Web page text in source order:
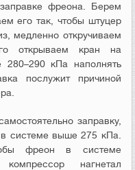
фреона. Берем
его так, чтобы штуцер
медленно откручиваем
открываем кран на
280–290 кПа наполнять
послужит причиной
заправку,
системе выше 275 кПа.
фреон в системе
нагнетал